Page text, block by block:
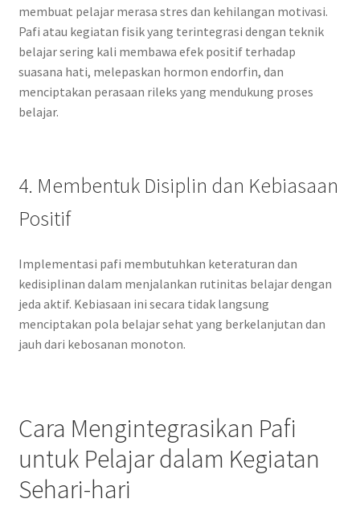
membuat pelajar merasa stres dan kehilangan motivasi.
Pafi atau kegiatan fisik yang terintegrasi dengan teknik
belajar sering kali membawa efek positif terhadap
suasana hati, melepaskan hormon endorfin, dan
menciptakan perasaan rileks yang mendukung proses
belajar.
4. Membentuk Disiplin dan Kebiasaan
Positif
Implementasi pafi membutuhkan keteraturan dan
kedisiplinan dalam menjalankan rutinitas belajar dengan
jeda aktif. Kebiasaan ini secara tidak langsung
menciptakan pola belajar sehat yang berkelanjutan dan
jauh dari kebosanan monoton.
Cara Mengintegrasikan Pafi
untuk Pelajar dalam Kegiatan
Sehari-hari